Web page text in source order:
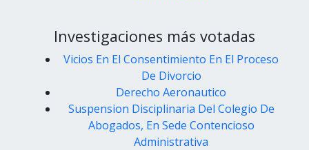
Investigaciones más votadas
Vicios En El Consentimiento En El Proceso
De Divorcio
Derecho Aeronautico
Suspension Disciplinaria Del Colegio De
Abogados, En Sede Contencioso
Administrativa